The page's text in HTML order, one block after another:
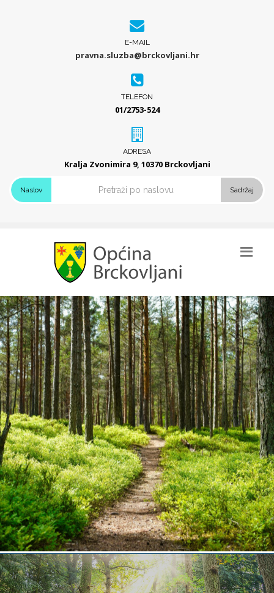
E-MAIL
pravna.sluzba@brckovljani.hr
TELEFON
01/2753-524
ADRESA
Kralja Zvonimira 9, 10370 Brckovljani
Naslov Sadržaj